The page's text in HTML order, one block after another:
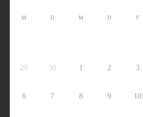
M D M D F
29 30 1 2 3
6 7 8 9 10